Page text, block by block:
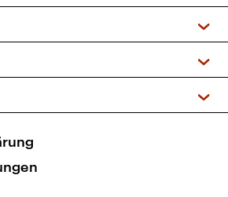
Podcasts
Kinderprogramm
+ DAB+)